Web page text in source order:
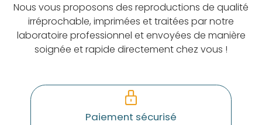
Nous vous proposons des reproductions de qualité
irréprochable, imprimées et traitées par notre
laboratoire professionnel et envoyées de manière
soignée et rapide directement chez vous !
Paiement sécurisé